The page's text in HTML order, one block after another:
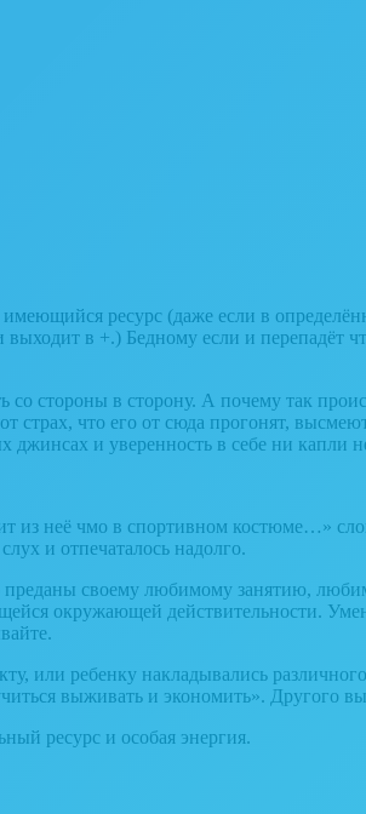
ресурс (даже если в
в +.) Бедному если и перепадёт
стороны в сторону. А почему так
страх, что его от сюда прогонят,
и уверенность в себе ни капли
из неё чмо в спортивном костюме…»
и отпечаталось надолго.
своему любимому занятию,
окружающей действительности.
или ребенку накладывались
выживать и экономить». Другого
ресурс и особая энергия.